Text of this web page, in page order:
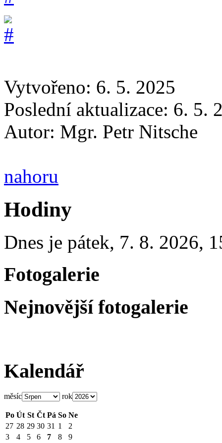
Vytvořeno: 6. 5. 2025
Poslední aktualizace: 6. 5.
Autor: Mgr. Petr Nitsche
nahoru
Hodiny
Dnes je pátek, 7. 8. 2026,
Fotogalerie
Nejnovější fotogalerie
Kalendář
měsíc rok
Po Út St Čt Pá So Ne
27 28 29 30 31 1
2
3
4 5 6 7 8
9